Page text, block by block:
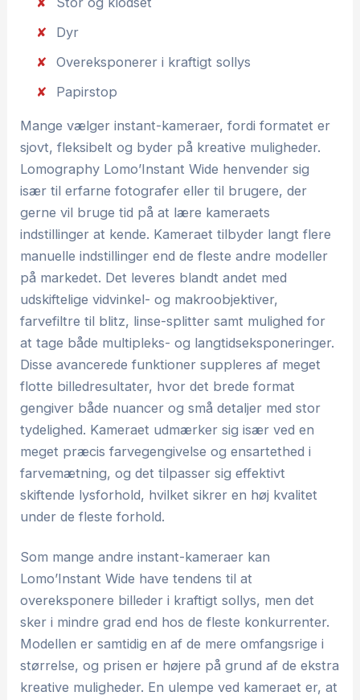
Dyr
Overeksponerer i kraftigt sollys
Papirstop
Mange vælger instant-kameraer, fordi formatet er
sjovt, fleksibelt og byder på kreative muligheder.
Lomography Lomo’Instant Wide henvender sig
især til erfarne fotografer eller til brugere, der
gerne vil bruge tid på at lære kameraets
indstillinger at kende. Kameraet tilbyder langt flere
manuelle indstillinger end de fleste andre modeller
på markedet. Det leveres blandt andet med
udskiftelige vidvinkel- og makroobjektiver,
farvefiltre til blitz, linse-splitter samt mulighed for
at tage både multipleks- og langtidseksponeringer.
Disse avancerede funktioner suppleres af meget
flotte billedresultater, hvor det brede format
gengiver både nuancer og små detaljer med stor
tydelighed. Kameraet udmærker sig især ved en
meget præcis farvegengivelse og ensartethed i
farvemætning, og det tilpasser sig effektivt
skiftende lysforhold, hvilket sikrer en høj kvalitet
under de fleste forhold.
Som mange andre instant-kameraer kan
Lomo’Instant Wide have tendens til at
overeksponere billeder i kraftigt sollys, men det
sker i mindre grad end hos de fleste konkurrenter.
Modellen er samtidig en af de mere omfangsrige i
størrelse, og prisen er højere på grund af de ekstra
kreative muligheder. En ulempe ved kameraet er, at